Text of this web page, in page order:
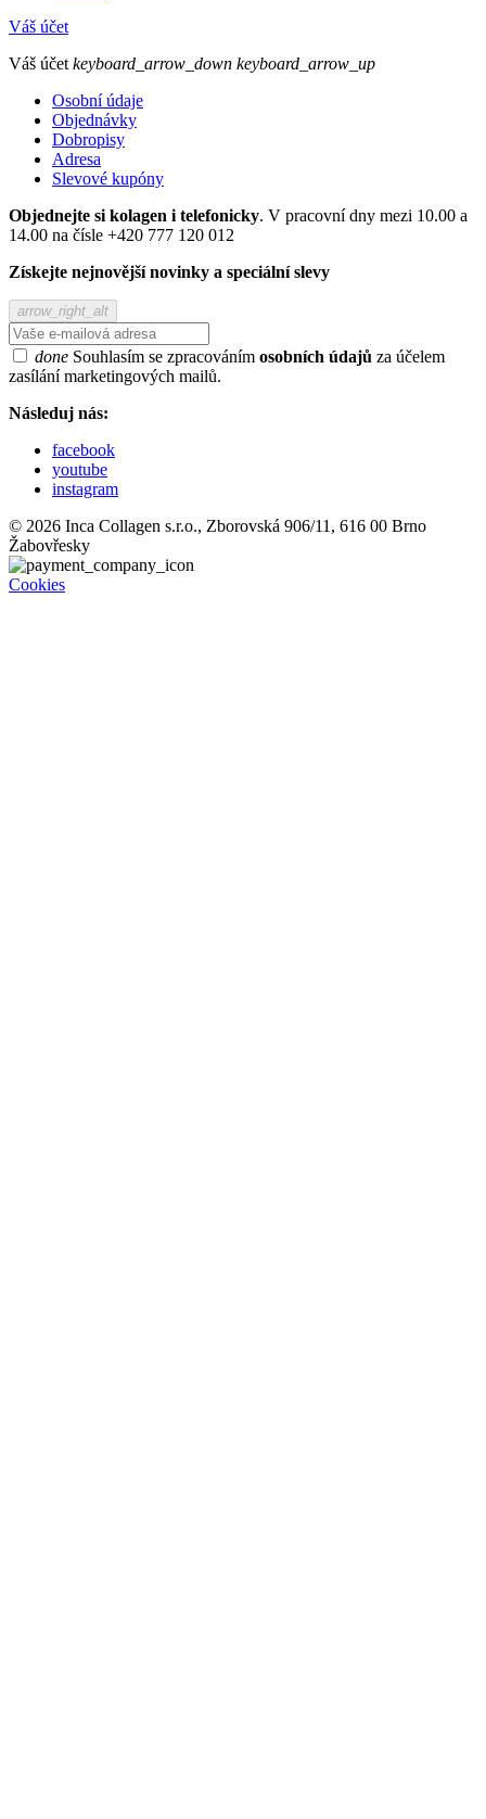
Váš účet
Váš účet keyboard_arrow_down keyboard_arrow_up
Osobní údaje
Objednávky
Dobropisy
Adresa
Slevové kupóny
Objednejte si kolagen i telefonicky. V pracovní dny mezi 10.00 a
14.00 na čísle +420 777 120 012
Získejte nejnovější novinky a speciální slevy
arrow_right_alt
done Souhlasím se zpracováním osobních údajů za účelem
zasílání marketingových mailů.
Následuj nás:
facebook
youtube
instagram
© 2026 Inca Collagen s.r.o., Zborovská 906/11, 616 00 Brno
Žabovřesky
Cookies